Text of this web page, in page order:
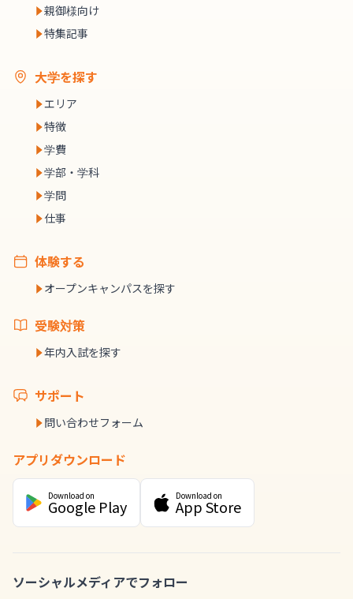
親御様向け
特集記事
大学を探す
エリア
特徴
学費
学部・学科
学問
仕事
体験する
オープンキャンパスを探す
受験対策
年内入試を探す
サポート
問い合わせフォーム
アプリダウンロード
Download on
Google Play
Download on
App Store
ソーシャルメディアでフォロー